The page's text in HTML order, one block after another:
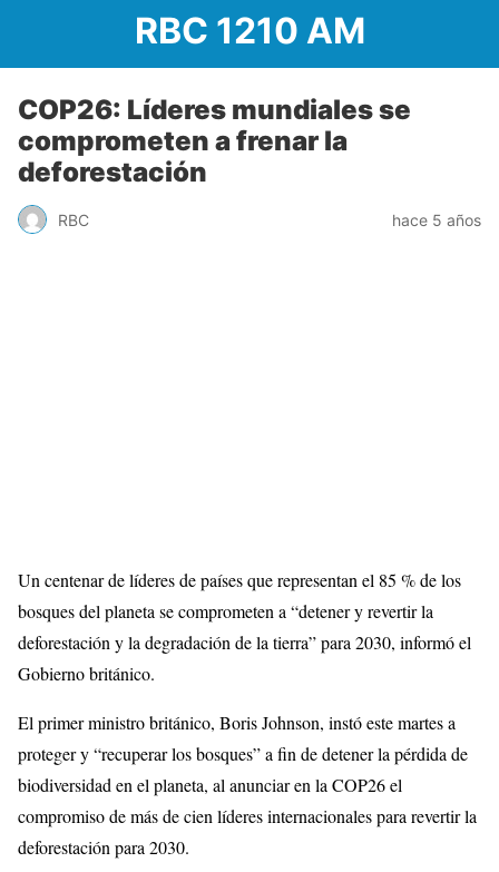
RBC 1210 AM
COP26: Líderes mundiales se
comprometen a frenar la
deforestación
RBC hace 5 años
Un centenar de líderes de países que representan el 85 % de los
bosques del planeta se comprometen a “detener y revertir la
deforestación y la degradación de la tierra” para 2030, informó el
Gobierno británico.
El primer ministro británico, Boris Johnson, instó este martes a
proteger y “recuperar los bosques” a fin de detener la pérdida de
biodiversidad en el planeta, al anunciar en la COP26 el
compromiso de más de cien líderes internacionales para revertir la
deforestación para 2030.